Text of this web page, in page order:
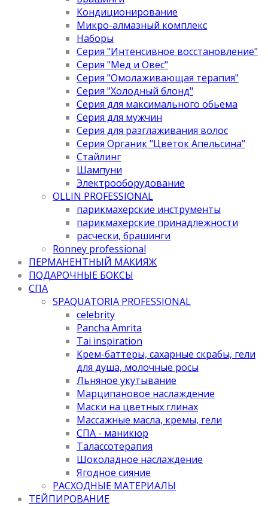
Кондиционирование
Микро-алмазный комплекс
Наборы
Серия "Интенсивное восстановление"
Серия "Мед и Овес"
Серия "Омолаживающая терапия"
Серия "Холодный блонд"
Серия для максимального обьема
Серия для мужчин
Серия для разглаживания волос
Серия Органик "Цветок Апельсина"
Стайлинг
Шампуни
Электрооборудование
OLLIN PROFESSIONAL
парикмахерские инструменты
парикмахерские принадлежности
расчески, брашинги
Ronney professional
ПЕРМАНЕНТНЫЙ МАКИЯЖ
ПОДАРОЧНЫЕ БОКСЫ
СПА
SPAQUATORIA PROFESSIONAL
celebrity
Pancha Amrita
Tai inspiration
Крем-баттеры, сахарные скрабы, гели
для душа, молочные росы
Льняное укутывание
Марципановое наслаждение
Маски на цветных глинах
Массажные масла, кремы, гели
СПА - маникюр
Талассотерапия
Шоколадное наслаждение
Ягодное сияние
РАСХОДНЫЕ МАТЕРИАЛЫ
ТЕЙПИРОВАНИЕ